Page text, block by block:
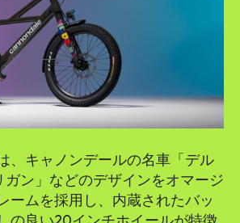
、キャノンデールの名車「デル
ガン」などのデザインをオマージ
ームを採用し、内蔵されたバッ